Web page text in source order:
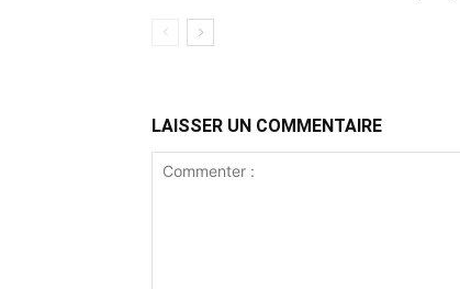
LAISSER UN COMMENTAIRE